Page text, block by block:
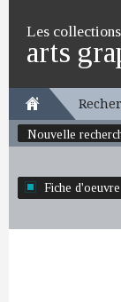
Les
arts
Nouvelle
Fiche d'oeuvre